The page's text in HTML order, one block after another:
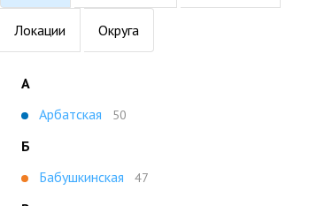
Локации Округа
А
Арбатская
50
Б
Бабушкинская
47